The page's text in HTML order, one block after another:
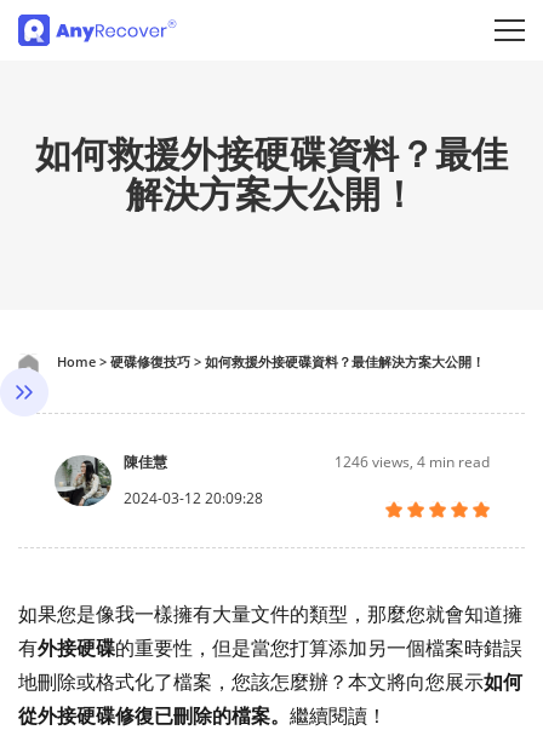
如何救援外接硬碟資料？最佳
解決方案大公開！
Home > 硬碟修復技巧 > 如何救援外接硬碟資料？最佳解決方案大公開！
陳佳慧
2024-03-12 20:09:28
1246views, 4 min read
如果您是像我一樣擁有大量文件的類型，那麼您就會知道擁
有外接硬碟的重要性，但是當您打算添加另一個檔案時錯誤
地刪除或格式化了檔案，您該怎麼辦？本文將向您展示如何
從外接硬碟修復已刪除的檔案。 繼續閱讀！